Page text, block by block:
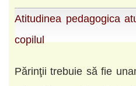
Atitudinea pedagogica
copilul
Părinţii trebuie să fie